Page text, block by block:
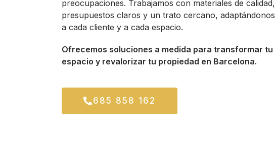
preocupaciones. Trabajamos con materiales de calidad,
presupuestos claros y un trato cercano, adaptándonos
a cada cliente y a cada espacio.
Ofrecemos soluciones a medida para transformar tu
espacio y revalorizar tu propiedad en Barcelona.
685 858 162